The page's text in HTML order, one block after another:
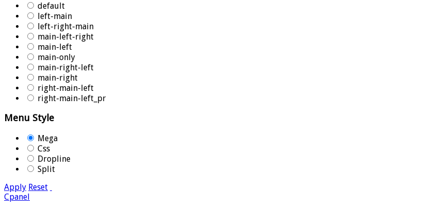
default
left-main
left-right-main
main-left-right
main-left
main-only
main-right-left
main-right
right-main-left
right-main-left_pr
Menu Style
Mega
Css
Dropline
Split
Apply Reset
Cpanel